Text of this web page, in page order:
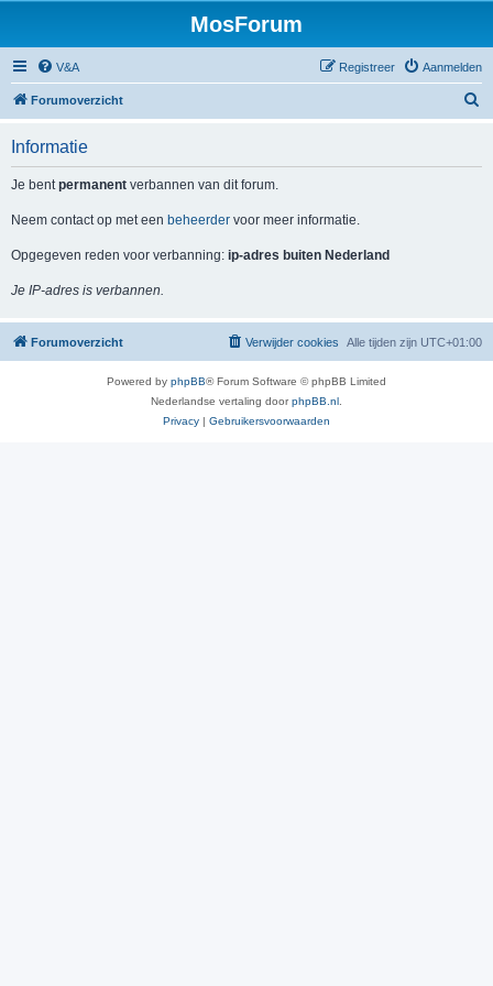
MosForum
V&A Aanmelden
Registreer
Forumoverzicht
Informatie
Je bentpermanent verbannen van dit forum.
Neem contact op met een beheerder voor meer informatie.
Opgegeven reden voor verbanning: ip-adres buiten Nederland
Je IP-adres is verbannen.
Forumoverzicht Alle tijden zijn UTC+01:00
Verwijder cookies
Powered by phpBB® Forum Software © phpBB Limited
Nederlandse vertaling doorphpBB.nl
Privacy | Gebruikersvoorwaarden